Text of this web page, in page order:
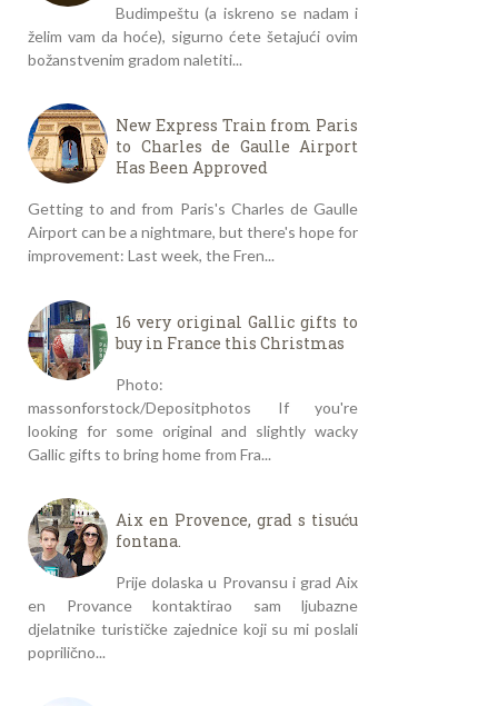
Budimpeštu (a iskreno se nadam i
želim vam da hoće), sigurno ćete šetajući ovim
božanstvenim gradom naletiti...
New Express Train from Paris
to Charles de Gaulle Airport
Has Been Approved
Getting to and from Paris's Charles de Gaulle
Airport can be a nightmare, but there's hope for
improvement: Last week, the Fren...
16 very original Gallic gifts to
buy in France this Christmas
Photo:
massonforstock/Depositphotos If you're
looking for some original and slightly wacky
Gallic gifts to bring home from Fra...
Aix en Provence, grad s tisuću
fontana.
Prije dolaska u Provansu i grad Aix
en Provance kontaktirao sam ljubazne
djelatnike turističke zajednice koji su mi poslali
poprilično...